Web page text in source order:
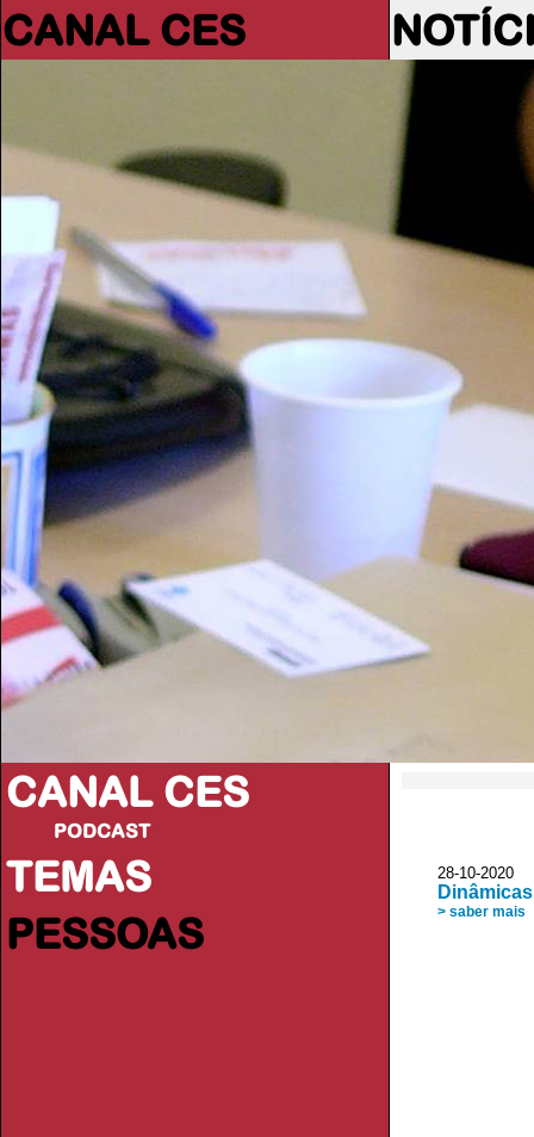
CANAL CES
CANAL CES
PODCAST
TEMAS
PESSOAS
28-10-
> saber mais